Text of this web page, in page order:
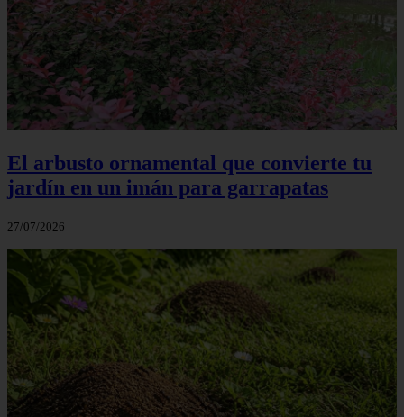
El arbusto ornamental que convierte tu
jardín en un imán para garrapatas
27/07/2026